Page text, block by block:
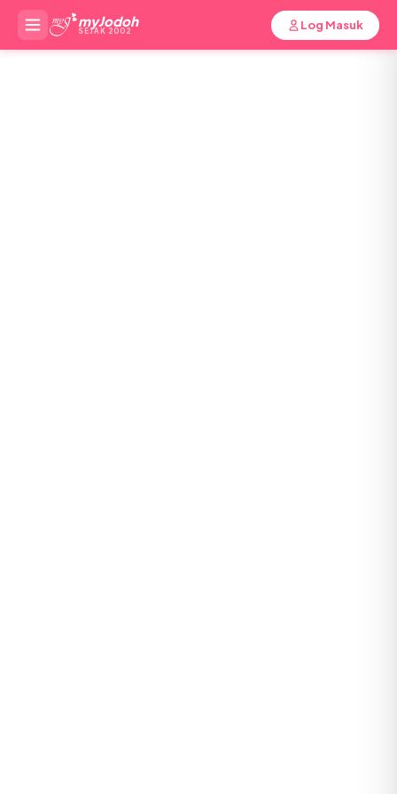
myJodoh
SEJAK 2002 Log Masuk